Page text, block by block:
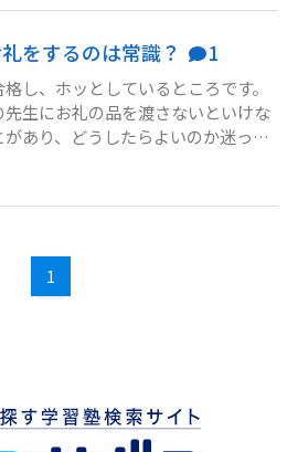
方々がどのようにしているのかも
な習慣を知りたいです。参考にで
ると助かります。
をするのは常識？ 1
し、ホッとしているところです。
生にお礼の品を渡さないといけな
あり、どうしたらよいのか迷って
金品を渡すのは常識なのか、それ
も分かりません。塾の先生はとて
うしているのかも気になります。
をしたいのですが、どんな方法が
1